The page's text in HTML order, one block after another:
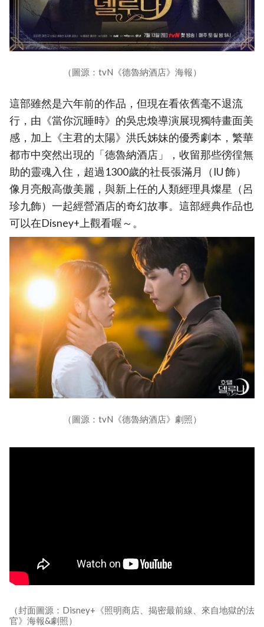
（圖源：tvN《德魯納酒店》海報）
這部雖然是六年前的作品，但現在看依舊毫不退流
行，由《當你沉睡時》的吳忠煥導演展現獨特畫面美
感，加上《主君的太陽》洪氏姊妹的優秀劇本，繁華
都市中突然出現的「德魯納酒店」，收留那些徬徨無
助的靈魂入住，超過1300歲的社長張滿月（IU 飾）
像月亮般高傲美麗，與新上任的人類經理具燦星（呂
珍九飾）一起經營酒店的奇幻故事。這部經典作品也
可以在Disney+上觀看喔～。
（圖源：tvN《德魯納酒店》劇照）
（封面圖源：Disney+《照明商店、揭密最前線、來自地獄的法
官》海報&劇照）